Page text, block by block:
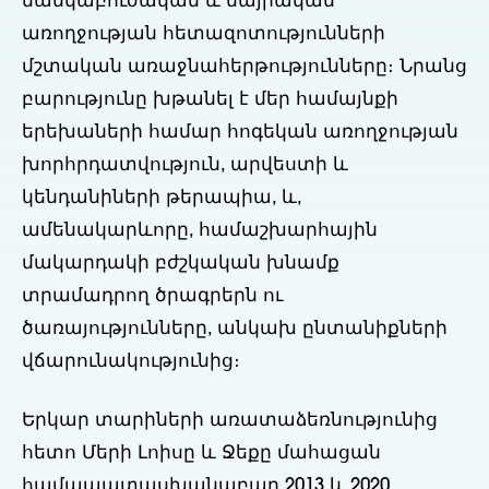
առողջության հետազոտությունների
մշտական առաջնահերթությունները։ Նրանց
բարությունը խթանել է մեր համայնքի
երեխաների համար հոգեկան առողջության
խորհրդատվություն, արվեստի և
կենդանիների թերապիա, և,
ամենակարևորը, համաշխարհային
մակարդակի բժշկական խնամք
տրամադրող ծրագրերն ու
ծառայությունները, անկախ ընտանիքների
վճարունակությունից։
Երկար տարիների առատաձեռնությունից
հետո Մերի Լոիսը և Ջեքը մահացան